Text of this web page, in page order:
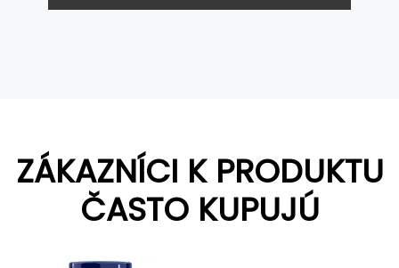
ZÁKAZNÍCI K PRODUKTU
ČASTO KUPUJÚ